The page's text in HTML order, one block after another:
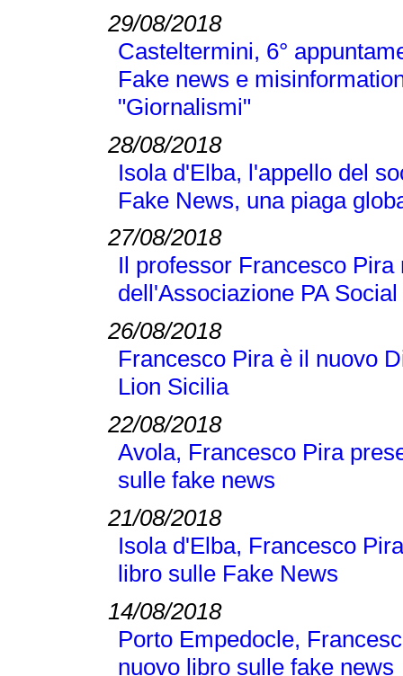
29/08/2018
Casteltermini, 6°
Fake news e
"Giornalismi"
28/08/2018
Isola d'Elba, l'appello del
Fake News, una piaga
27/08/2018
Il professor Francesco
dell'Associazione PA Social
26/08/2018
Francesco Pira è il nuovo
Lion Sicilia
22/08/2018
Avola, Francesco Pira
sulle fake news
21/08/2018
Isola d'Elba, Francesco
libro sulle Fake News
14/08/2018
Porto Empedocle,
nuovo libro sulle fake news